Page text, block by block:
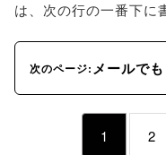
は、次の行の一番下に
次のページ:メールで
1 2